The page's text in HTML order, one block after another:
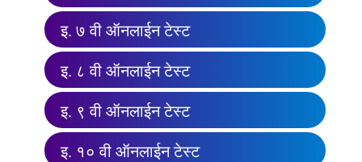
इ. ७ वी ऑनलाईन टेस्ट
इ. ८ वी ऑनलाईन टेस्ट
इ. ९ वी ऑनलाईन टेस्ट
इ. १० वी ऑनलाईन टेस्ट